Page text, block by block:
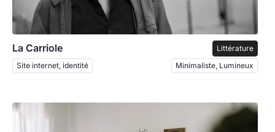
La Carriole
Littérature
Site internet, identité
Minimaliste, Lumineux